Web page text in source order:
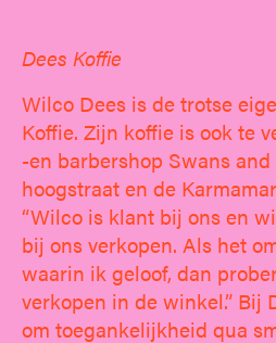
Dees Koffie
Wilco Dees is de trotse
Koffie. Zijn koffie is ook te
-en barbershop Swans
hoogstraat en de
“Wilco is klant bij ons en
bij ons verkopen. Als het
waarin ik geloof, dan
verkopen in de winkel.” Bij
om toegankelijkheid qua